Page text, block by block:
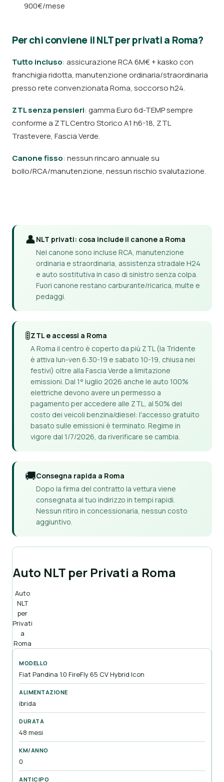
900€/mese
Per chi conviene il NLT per privati a Roma?
Tutto incluso: assicurazione RCA 6M€ + kasko con
franchigia ridotta, manutenzione ordinaria/straordinaria
presso rete convenzionata Roma, soccorso h24.
ZTL senza pensieri: gamma Euro 6d-TEMP sempre
conforme a ZTL Centro Storico A1 h6-18, ZTL
Trastevere, Fascia Verde.
Canone fisso: nessun rincaro annuale su
bollo/RCA/manutenzione, nessun rischio svalutazione.
👤NLT privati: cosa include il canone a Roma
Nel canone sono incluse RCA, manutenzione
ordinaria e straordinaria, assistenza stradale H24
e auto sostitutiva in caso di sinistro senza colpa.
Fuori canone restano carburante/ricarica, multe e
pedaggi.
🚦ZTL e accessi a Roma
A Roma il centro è coperto da più ZTL (la Tridente
è attiva lun-ven 6:30-19 e sabato 10-19, chiusa nei
festivi) oltre alla Fascia Verde a limitazione
emissioni. Dal 1° luglio 2026 anche le auto 100%
elettriche devono avere un permesso a
pagamento per accedere alle ZTL, al 50% del
costo dei veicoli benzina/diesel: l'accesso gratuito
basato sulle emissioni è terminato. Regime in
vigore dal 1/7/2026, da riverificare se cambia.
🚚Consegna rapida a Roma
Dopo la firma del contratto la vettura viene
consegnata al tuo indirizzo in tempi rapidi.
Nessun ritiro in concessionaria, nessun costo
aggiuntivo.
Auto NLT per Privati a Roma
Auto
NLT
per
Privati
a
Roma
Fiat Pandina 1.0 FireFly 65 CV Hybrid Icon
ibrida
48 mesi
0